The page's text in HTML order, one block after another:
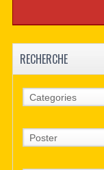
RECHERCHE